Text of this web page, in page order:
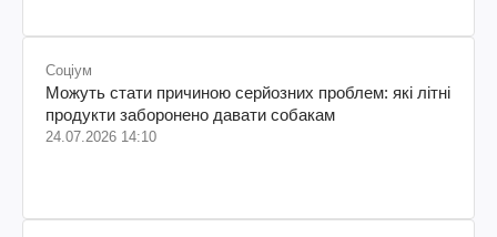
Соціум
Можуть стати причиною серйозних проблем: які літні
продукти заборонено давати собакам
24.07.2026 14:10